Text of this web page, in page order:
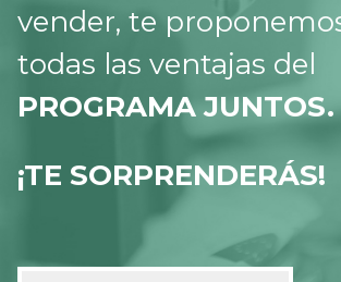
vender, te
todas las ventajas del
PROGRAMA JUNTOS.
¡TE SORPRENDERÁS!